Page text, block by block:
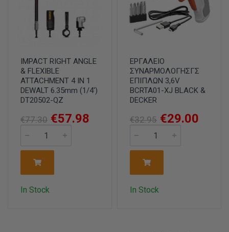
IMPACT RIGHT ANGLE
& FLEXIBLE
ATTACHMENT 4 IN 1
DEWALT 6.35mm (1/4')
DT20502-QZ
€77.30 €57.98
In Stock
ΕΡΓΑΛΕΙΟ
ΣΥΝΑΡΜΟΛΟΓΗΣΓΣ
ΕΠΙΠΛΩΝ 3,6V
BCRTA01-XJ BLACK &
DECKER
€32.95 €29.00
In Stock